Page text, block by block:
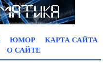
ЮМОР
КАРТА САЙТА
О САЙТЕ